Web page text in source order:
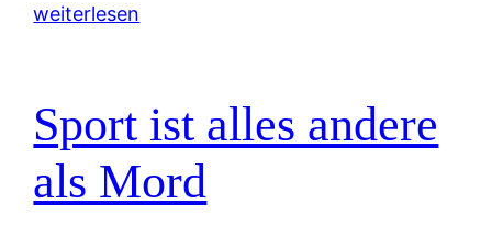
weiterlesen
Sport ist alles andere
als Mord